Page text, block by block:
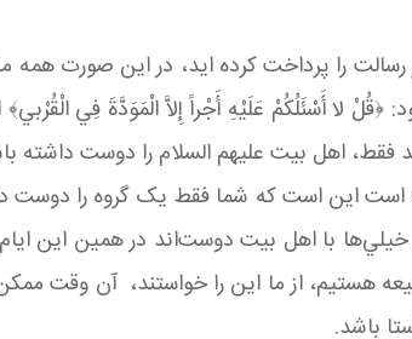
را پرداخت کرده اید، در این صورت
﴿قُلْ لا أَسْئَلُكُمْ عَلَيْهِ أَجْراً إِلاَّ الْمَوَدَّةَ فِي
اهل بیت علیهم السلام را دوست داشته
این است که شما فقط یک گروه را دوست
با اهل بيت دوست‌اند در همین اين
شيعه هستيم، از ما اين را خواستند، آن
باشد.